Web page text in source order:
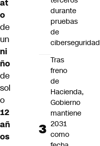
at
o
de
un
ni
ño
de
sol
o
12
añ
os
durante
pruebas
de
ciberseguridad
Tras
freno
de
Hacienda,
Gobierno
mantiene
2031
como